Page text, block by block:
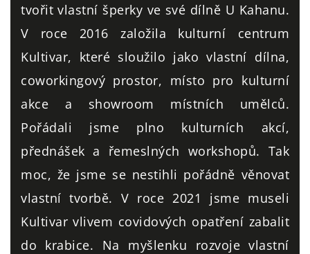
tvořit vlastní šperky ve své dílně U Kahanu.
V roce 2016 založila kulturní centrum
Kultivar, které sloužilo jako vlastní dílna,
coworkingový prostor, místo pro kulturní
akce a showroom místních umělců.
Pořádali jsme plno kulturních akcí,
přednášek a řemeslných workshopů. Tak
moc, že jsme se nestihli pořádně věnovat
vlastní tvorbě. V roce 2021 jsme museli
Kultivar vlivem covidových opatření zabalit
do krabice. Na myšlenku rozvoje vlastní